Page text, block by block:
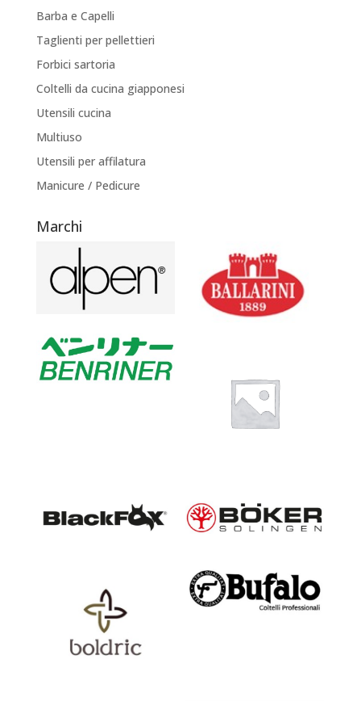
Barba e Capelli
Taglienti per pellettieri
Forbici sartoria
Coltelli da cucina giapponesi
Utensili cucina
Multiuso
Utensili per affilatura
Manicure / Pedicure
Marchi